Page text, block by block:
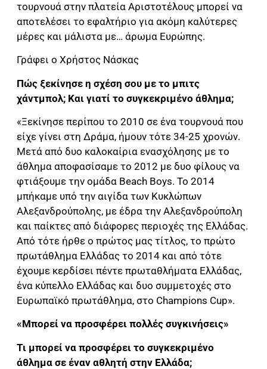
τουρνουά στην πλατεία Αριστοτέλους μπορεί να
αποτελέσει το εφαλτήριο για ακόμη καλύτερες
μέρες και μάλιστα με… άρωμα Ευρώπης.
Γράφει ο Χρήστος Νάσκας
Πώς ξεκίνησε η σχέση σου με το μπιτς
χάντμπολ; Και γιατί το συγκεκριμένο άθλημα;
«Ξεκίνησε περίπου το 2010 σε ένα τουρνουά που
είχε γίνει στη Δράμα, ήμουν τότε 34-25 χρονών.
Μετά από δυο καλοκαίρια ενασχόλησης με το
άθλημα αποφασίσαμε το 2012 με δυο φίλους να
φτιάξουμε την ομάδα Beach Boys. Το 2014
μπήκαμε υπό την αιγίδα των Κυκλώπων
Αλεξανδρούπολης, με έδρα την Αλεξανδρούπολη
και παίκτες από διάφορες περιοχές της Ελλάδας.
Από τότε ήρθε ο πρώτος μας τίτλος, το πρώτο
πρωτάθλημα Ελλάδας το 2014 και από τότε
έχουμε κερδίσει πέντε πρωταθλήματα Ελλάδας,
ένα κύπελλο Ελλάδας και δυο συμμετοχές στο
Ευρωπαϊκό πρωτάθλημα, στο Champions Cup».
«Μπορεί να προσφέρει πολλές συγκινήσεις»
Τι μπορεί να προσφέρει το συγκεκριμένο
άθλημα σε έναν αθλητή στην Ελλάδα;